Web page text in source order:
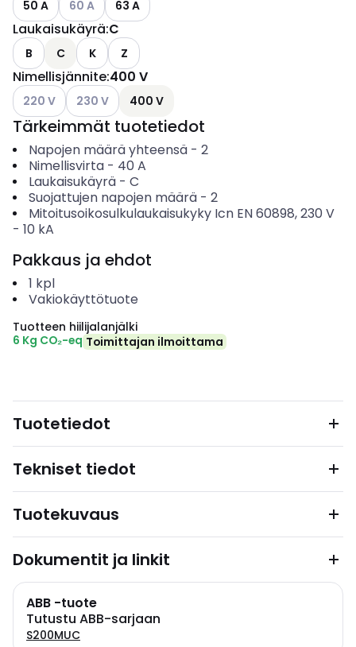
50 A
60 A 63 A
Laukaisukäyrä:C
B C K Z
Nimellisjännite:400 V
Katso käytettävissä olevat vaihtoehdot
220 V Katso käytettävissä olevat vaihtoehdot
230 V 400 V
Tärkeimmät tuotetiedot
Napojen määrä yhteensä- 2
Nimellisvirta- 40 A
Laukaisukäyrä- C
Suojattujen napojen määrä- 2
Mitoitusoikosulkulaukaisukyky Icn EN 60898, 230 V
- 10 kA
Pakkaus ja ehdot
1 kpl
Vakiokäyttötuote
Tuotteen hiilijalanjälki
6 Kg CO₂-eq Toimittajan ilmoittama
Tuotetiedot
Tekniset tiedot
Tuotekuvaus
Dokumentit ja linkit
ABB -tuote
Tutustu ABB-sarjaan
S200MUC